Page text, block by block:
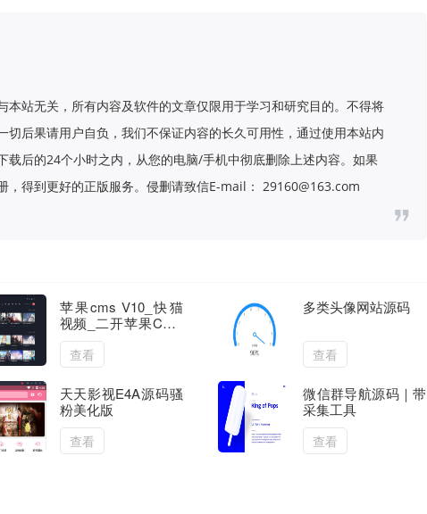
本站无关，所有内容及软件的文章仅限用于学习和研究目的。不得将
切后果请用户自负，我们不保证内容的长久可用性，通过使用本站内
载后的24个小时之内，从您的电脑/手机中彻底删除上述内容。如果
，得到更好的正版服务。侵删请致信E-mail： 29160@163.com
苹果cms V10_快猫
视频_二开苹果CMS
视频网站源码模板_
可封装双端APP
查看
多类头像网站源码
查看
天天影视E4A源码骚
粉美化版
查看
微信群导航源码｜带
采集工具
查看